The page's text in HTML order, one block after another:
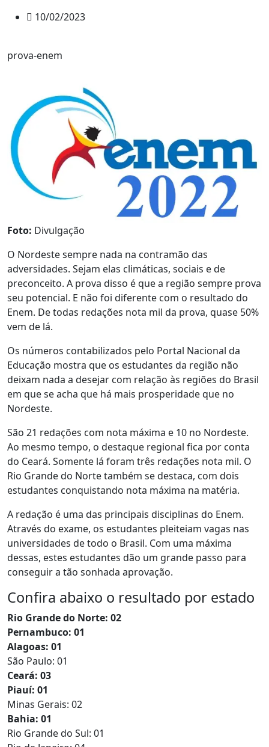
10/02/2023
prova-enem
Foto: Divulgação
O Nordeste sempre nada na contramão das
adversidades. Sejam elas climáticas, sociais e de
preconceito. A prova disso é que a região sempre prova
seu potencial. E não foi diferente com o resultado do
Enem. De todas redações nota mil da prova, quase 50%
vem de lá.
Os números contabilizados pelo Portal Nacional da
Educação mostra que os estudantes da região não
deixam nada a desejar com relação às regiões do Brasil
em que se acha que há mais prosperidade que no
Nordeste.
São 21 redações com nota máxima e 10 no Nordeste.
Ao mesmo tempo, o destaque regional fica por conta
do Ceará. Somente lá foram três redações nota mil. O
Rio Grande do Norte também se destaca, com dois
estudantes conquistando nota máxima na matéria.
A redação é uma das principais disciplinas do Enem.
Através do exame, os estudantes pleiteiam vagas nas
universidades de todo o Brasil. Com uma máxima
dessas, estes estudantes dão um grande passo para
conseguir a tão sonhada aprovação.
Confira abaixo o resultado por estado
Rio Grande do Norte: 02
Pernambuco: 01
Alagoas: 01
São Paulo: 01
Ceará: 03
Piauí: 01
Minas Gerais: 02
Bahia: 01
Rio Grande do Sul: 01